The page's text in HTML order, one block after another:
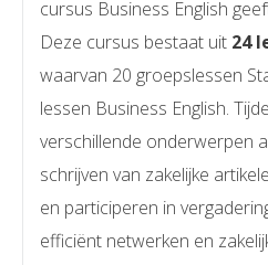
cursus Business English
Deze cursus bestaat uit 24
waarvan 20 groepslessen
lessen Business English.
verschillende onderwerpen
schrijven van zakelijke
en participeren in
efficiënt netwerken en